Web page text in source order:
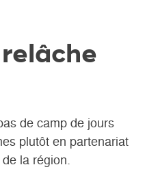
de camp de jours
plutôt en partenariat
la région.